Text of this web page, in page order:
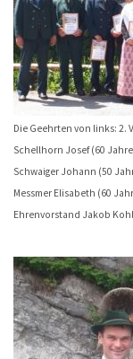
Die Geehrten von links: 2.
Schellhorn Josef (60
Schwaiger Johann (50
Messmer Elisabeth (60
Ehrenvorstand Jakob